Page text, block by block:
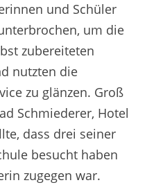
und Schüler
um die
zubereiteten
nutzten die
zu glänzen. Groß
Schmiederer, Hotel
dass drei seiner
besucht haben
zugegen war.